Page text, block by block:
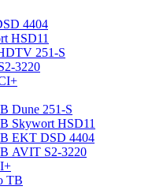
4404
HSD11
251-S
3220
Dune 251-S
Skywort HSD11
EKT DSD 4404
AVIT S2-3220
ТВ